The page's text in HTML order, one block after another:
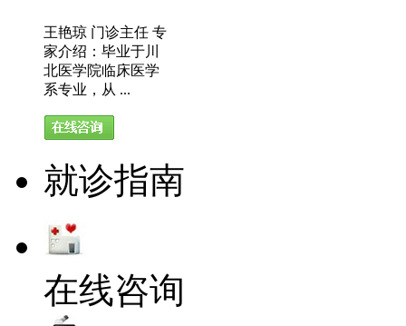
王艳琼 门诊主任 专
家介绍：毕业于川
北医学院临床医学
系专业，从 ...
就诊指南
在线咨询